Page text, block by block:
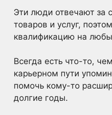
Эти люди отвечают за
товаров и услуг,
квалификацию на
Всегда есть что-то,
карьерном пути
помочь кому-то
долгие годы.